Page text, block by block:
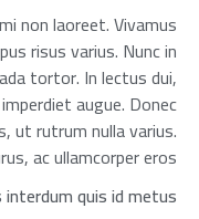
non laoreet. Vivamus
risus varius. Nunc in
tortor. In lectus dui,
augue. Donec
ut rutrum nulla varius.
ac ullamcorper eros.
quis id metus.